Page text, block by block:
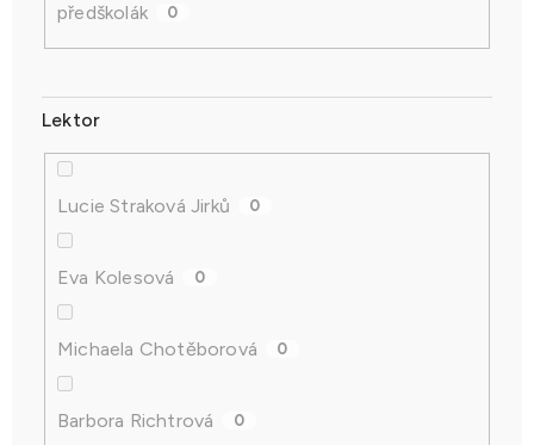
předškolák 0
Lektor
Lucie Straková Jirků 0
Eva Kolesová 0
Michaela Chotěborová 0
Barbora Richtrová 0